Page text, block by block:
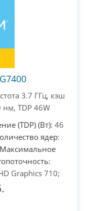
3.7 ГГц, кэш
TDP 46W
(TDP) (Вт): 46
ядер:
Максимальное
:
Graphics 710;